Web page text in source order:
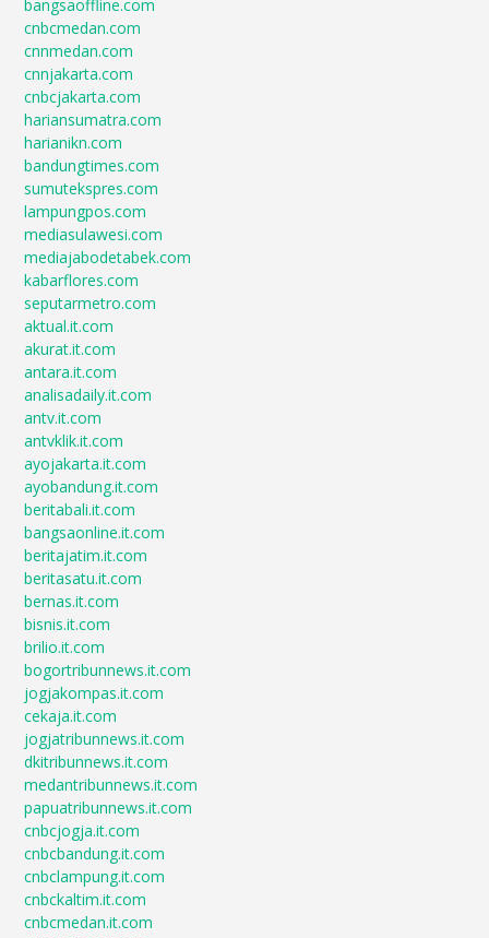
bangsaoffline.com
cnbcmedan.com
cnnmedan.com
cnnjakarta.com
cnbcjakarta.com
hariansumatra.com
harianikn.com
bandungtimes.com
sumutekspres.com
lampungpos.com
mediasulawesi.com
mediajabodetabek.com
kabarflores.com
seputarmetro.com
aktual.it.com
akurat.it.com
antara.it.com
analisadaily.it.com
antv.it.com
antvklik.it.com
ayojakarta.it.com
ayobandung.it.com
beritabali.it.com
bangsaonline.it.com
beritajatim.it.com
beritasatu.it.com
bernas.it.com
bisnis.it.com
brilio.it.com
bogortribunnews.it.com
jogjakompas.it.com
cekaja.it.com
jogjatribunnews.it.com
dkitribunnews.it.com
medantribunnews.it.com
papuatribunnews.it.com
cnbcjogja.it.com
cnbcbandung.it.com
cnbclampung.it.com
cnbckaltim.it.com
cnbcmedan.it.com